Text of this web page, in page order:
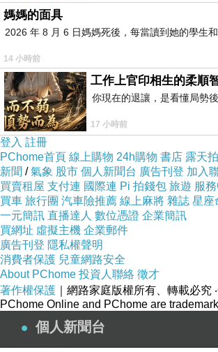
媽媽的面具
2026 年 8 月 6 日媽媽死後，每當讀到她的學生
14 小時前
工作上官印相生的柔順
你現在的退讓，是看懂局勢
17 小時前
登入 註冊
PChome首頁 線上購物 24h購物 書店 露天
新聞 /氣象 股市 個人新聞台 廣告刊登 加入
買賣租屋 支付連 國際連 Pi 拍錢包 旅遊 服
買車 旅行團 汽車險推薦 線上麻將 雜誌 星座
一元簡訊 直播達人 數位憑證 企業簡訊
買網址 虛擬主機 企業郵件
廣告刊登 隱私權聲明
消費者保護 兒童網路安全
About PChome 投資人聯絡 徵才
著作權保護 ｜網路家庭版權所有、轉載必究
PChome Online and PChome are
個人新聞台